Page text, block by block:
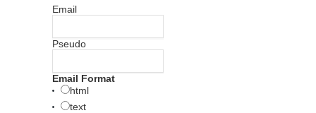
Email
Pseudo
Email Format
html
text